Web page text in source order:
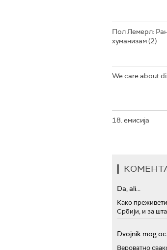
Пол Лемерл:
хуманизам (2)
We care about
18. емисија
Da, ali...
Како
Србији, и за
Dvojnik mog
Вероватно